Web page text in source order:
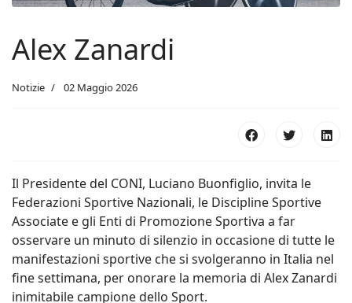
Alex Zanardi
Il Presidente del CONI, Luciano Buonfiglio, invita le
Federazioni Sportive Nazionali, le Discipline Sportive
Associate e gli Enti di Promozione Sportiva a far
osservare un minuto di silenzio in occasione di tutte le
manifestazioni sportive che si svolgeranno in Italia nel
fine settimana, per onorare la memoria di Alex Zanardi